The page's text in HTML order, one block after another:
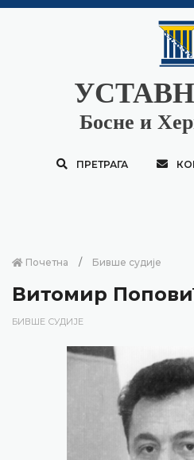
Босне и
ПРЕТРАГА
Почетна Бивше судије
Витомир
БИВШЕ СУДИЈЕ